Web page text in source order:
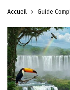
Accueil Guide